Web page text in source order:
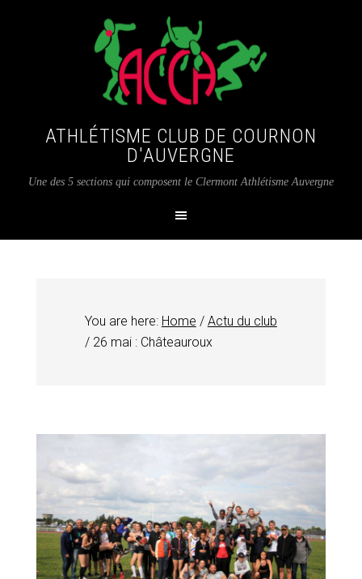
ATHLÉTISME CLUB DE COURNON
D'AUVERGNE
Une des 5 sections qui composent le Clermont Athlétisme Auvergne
You are here: Home / Actu du club
/26 mai : Châteauroux